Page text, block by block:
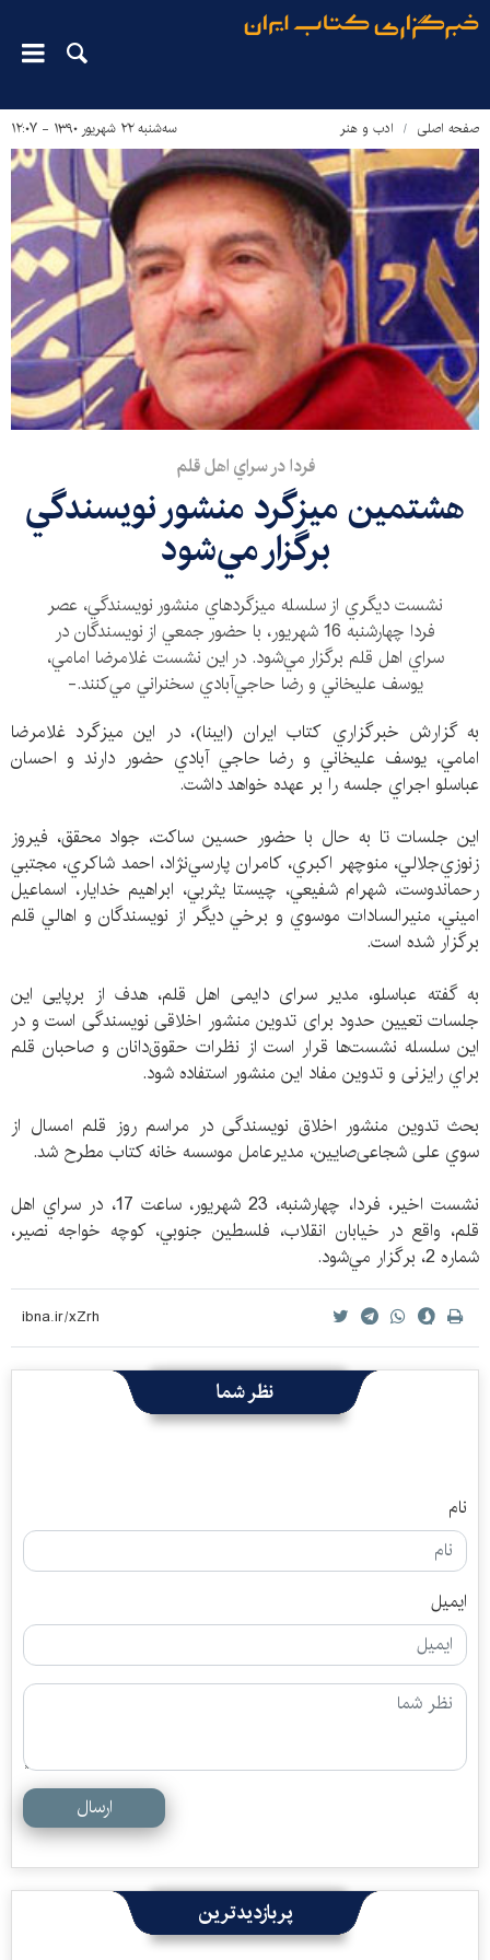
صفحه اصلی ادب و هنر سه‌شنبه ۲۲ شهریور ۱۳۹۰ - ۱۲:۰۷
فردا در سراي اهل قلم
هشتمين ميزگرد منشور نويسندگي
برگزار مي‌شود
نشست ديگري از سلسله ميزگردهاي منشور نويسندگي‌، عصر
فردا ‌چهار‌شنبه 16 شهريور، با حضور جمعي از نويسندگان در
سراي اهل قلم برگزار مي‌شود. در اين نشست غلامرضا امامي،
‌يوسف عليخاني و رضا حاجي‌آبادي سخنراني مي‌كنند.-
به گزارش خبرگزاري كتاب ايران (ايبنا)، در اين ميزگرد غلامرضا
امامي، ‌يوسف عليخاني و رضا حاجي آبادي حضور دارند و احسان
عباسلو اجراي جلسه را بر عهده خواهد داشت.
اين جلسات تا به حال با حضور حسين ساكت، جواد محقق، فيروز
زنوزي‌جلالي، منوچهر اكبري، كامران پارسي‌نژاد،‌ احمد شاكري، مجتبي
رحماندوست، شهرام شفيعي، چيستا يثربي، ‌ابراهيم خدايار، اسماعيل
اميني، منيرالسادات موسوي و برخي ديگر از نويسندگان و اهالي قلم
برگزار شده است.
به گفته عباسلو، مدیر سرای دایمی اهل قلم، هدف از برپایی این
جلسات تعیین حدود برای تدوین منشور اخلاقی نویسندگی است و در
اين سلسله نشست‌ها قرار است از نظرات حقوق‌دانان و صاحبان قلم
براي رایزنی و تدوین مفاد این منشور استفاده شود.
بحث تدوین منشور اخلاق نویسندگی در مراسم روز قلم امسال از
سوي علی شجاعی‌صایین، مدیرعامل موسسه خانه کتاب مطرح شد.
نشست اخير، فردا، ‌چهارشنبه، 23 شهريور، ساعت 17، در سراي اهل
قلم، ‌واقع در خيابان انقلاب، فلسطين جنوبي، كوچه خواجه نصير،
شماره 2،‌ برگزار مي‌شود.
نظر شما
نام
ایمیل
ارسال
پربازدیدترین